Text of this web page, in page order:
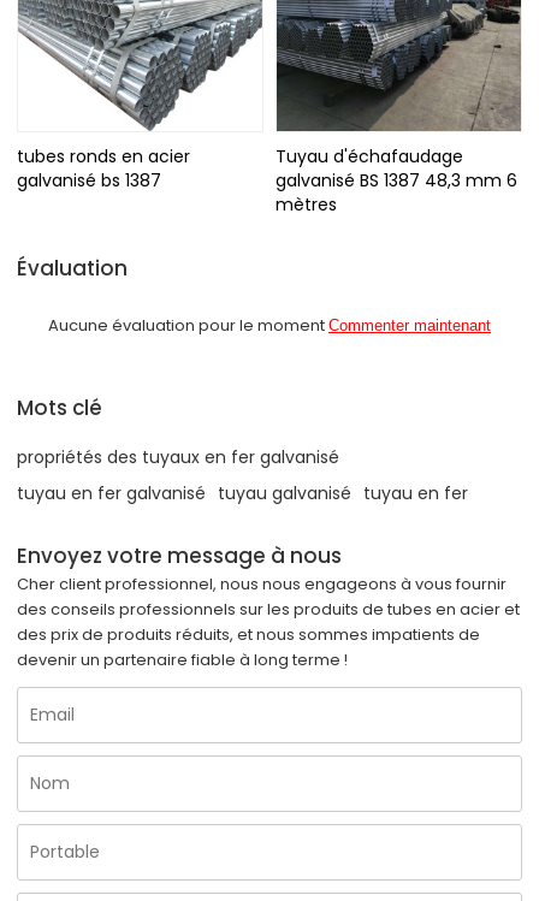
tubes ronds en acier
galvanisé bs 1387
Tuyau d'échafaudage
galvanisé BS 1387 48,3 mm 6
mètres
Évaluation
Aucune évaluation pour le moment Commenter maintenant
Mots clé
propriétés des tuyaux en fer galvanisé
tuyau en fer galvanisé tuyau galvanisé tuyau en fer
Envoyez votre message à nous
Cher client professionnel, nous nous engageons à vous fournir
des conseils professionnels sur les produits de tubes en acier et
des prix de produits réduits, et nous sommes impatients de
devenir un partenaire fiable à long terme !